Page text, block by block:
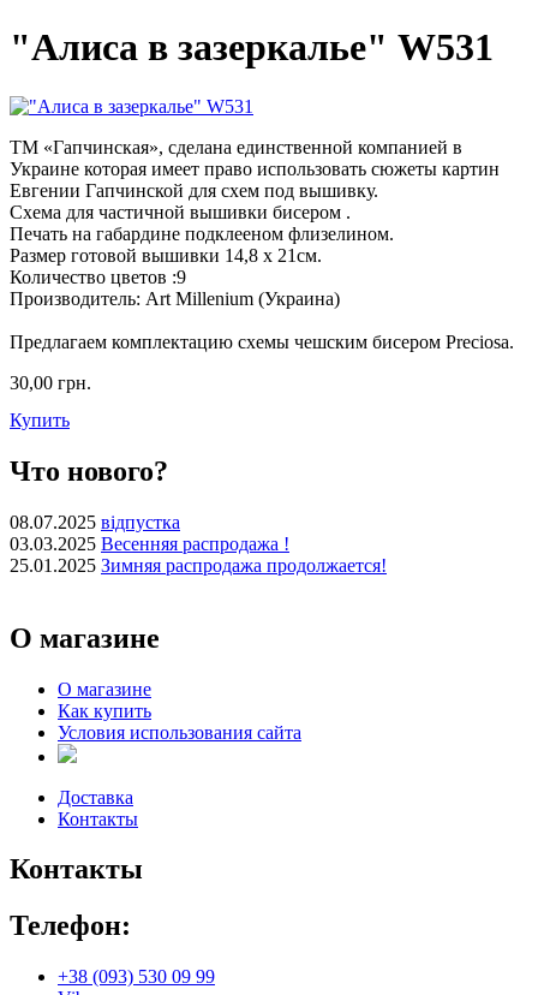
"Алиса в зазеркалье" W531
ТМ «Гапчинская», сделана единственной компанией в
Украине которая имеет право использовать сюжеты картин
Евгении Гапчинской для схем под вышивку.
Схема для частичной вышивки бисером .
Печать на габардине подклееном флизелином.
Размер готовой вышивки 14,8 х 21см.
Количество цветов :9
Производитель: Art Millenium (Украина)
Предлагаем комплектацию схемы чешским бисером Preciosa.
30,00 грн.
Купить
Что нового?
08.07.2025 відпустка
03.03.2025 Весенняя распродажа !
25.01.2025 Зимняя распродажа продолжается!
О магазине
О магазине
Как купить
Условия использования сайта
Доставка
Контакты
Контакты
Телефон:
+38 (093) 530 09 99